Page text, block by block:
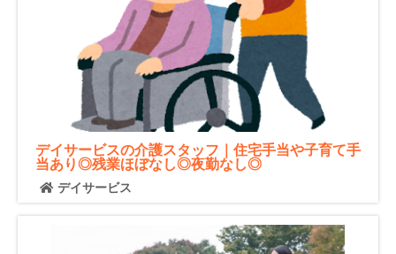
デイサービスの介護スタッフ｜住宅手当や子育て手
当あり◎残業ほぼなし◎夜勤なし◎
デイサービス